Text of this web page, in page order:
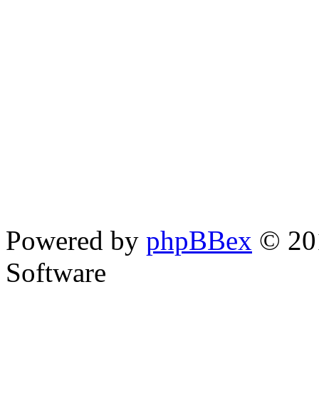
Powered by phpBBex ©
Software